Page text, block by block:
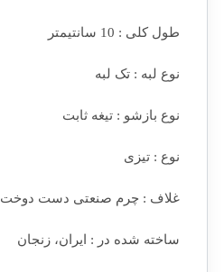
طول کلی : 10 سانتیمتر
نوع لبه : تک لبه
نوع بازشو : تیغه ثابت
نوع : تیزی
غلاف : چرم صنعتی دست دوخت
ساخته شده در : ایران، زنجان